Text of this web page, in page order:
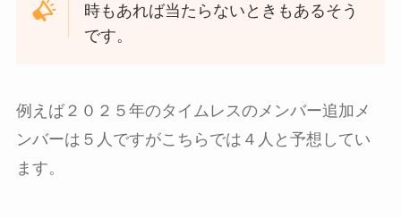
時もあれば当たらないときもあるそう
です。
例えば２０２５年のタイムレスのメンバー追加メ
ンバーは５人ですがこちらでは４人と予想してい
ます。